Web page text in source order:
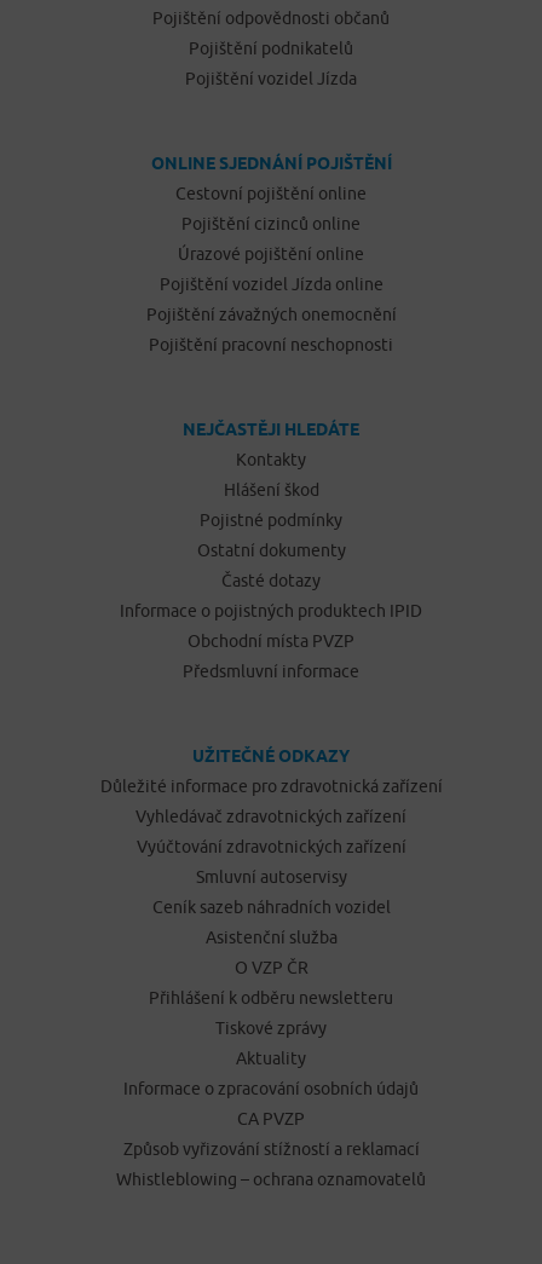
Pojištění odpovědnosti občanů
Pojištění podnikatelů
Pojištění vozidel Jízda
ONLINE SJEDNÁNÍ POJIŠTĚNÍ
Cestovní pojištění online
Pojištění cizinců online
Úrazové pojištění online
Pojištění vozidel Jízda online
Pojištění závažných onemocnění
Pojištění pracovní neschopnosti
NEJČASTĚJI HLEDÁTE
Kontakty
Hlášení škod
Pojistné podmínky
Ostatní dokumenty
Časté dotazy
Informace o pojistných produktech IPID
Obchodní místa PVZP
Předsmluvní informace
UŽITEČNÉ ODKAZY
Důležité informace pro zdravotnická zařízení
Vyhledávač zdravotnických zařízení
Vyúčtování zdravotnických zařízení
Smluvní autoservisy
Ceník sazeb náhradních vozidel
Asistenční služba
O VZP ČR
Přihlášení k odběru newsletteru
Tiskové zprávy
Aktuality
Informace o zpracování osobních údajů
CA PVZP
Způsob vyřizování stížností a reklamací
Whistleblowing – ochrana oznamovatelů